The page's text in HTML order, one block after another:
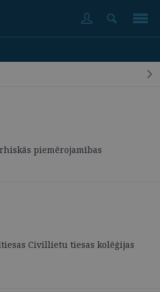
piemērojamības
Civillietu tiesas kolēģijas